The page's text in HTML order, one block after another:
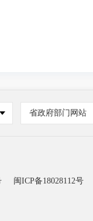
省政府部门网站
闽ICP备18028112号